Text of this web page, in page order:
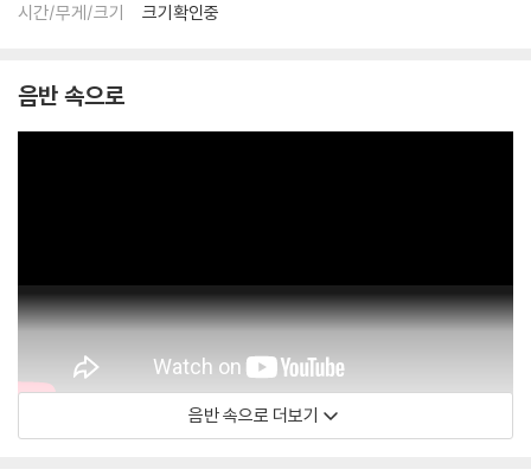
시간/무게/크기
크기확인중
음반 속으로
음반 속으로 더보기